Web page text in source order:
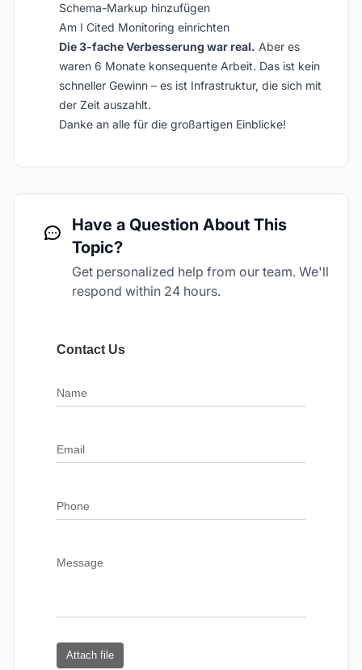
Schema-Markup hinzufügen
Am I Cited Monitoring einrichten
Die 3-fache Verbesserung war real. Aber es
waren 6 Monate konsequente Arbeit. Das ist kein
schneller Gewinn – es ist Infrastruktur, die sich mit
der Zeit auszahlt.
Danke an alle für die großartigen Einblicke!
Have a Question About This
Topic?
Get personalized help from our team. We'll
respond within 24 hours.